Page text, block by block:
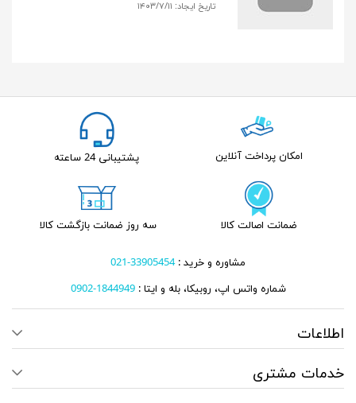
تاریخ ایجاد: ۱۴۰۳/۷/۱۱
امکان پرداخت آنلاین پشتیبانی 24 ساعته
ضمانت اصالت کالا سه روز ضمانت بازگشت کالا
مشاوره و خرید :33905454-021
شماره واتس اپ، روبیکا، بله و ایتا : 1844949-0902
اطلاعات
خدمات مشتری